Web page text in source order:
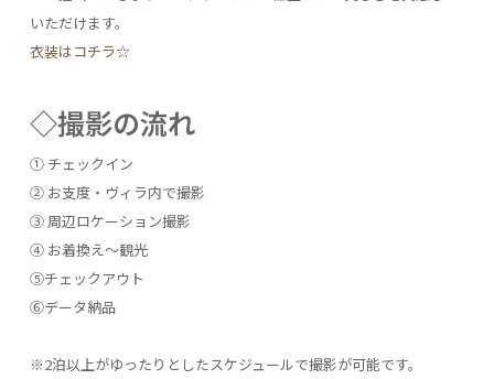
いただけます。
衣装はコチラ☆
◇撮影の流れ
① チェックイン
② お支度・ヴィラ内で撮影
③ 周辺ロケーション撮影
④ お着換え～観光
⑤チェックアウト
⑥データ納品
※2泊以上がゆったりとしたスケジュールで撮影が可能です。